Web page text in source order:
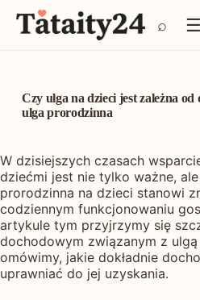
P
r
d
ź
t
r
e
ś
c
i
⌕ ☰
Czy ulga na dzieci jest zależna
ulga prorodzinna
W dzisiejszych czasach
dziećmi jest nie tylko ważne,
prorodzinna na dzieci stanowi
codziennym funkcjonowaniu
artykule tym przyjrzymy się
dochodowym związanym z
omówimy, jakie dokładnie
uprawniać do jej uzyskania.